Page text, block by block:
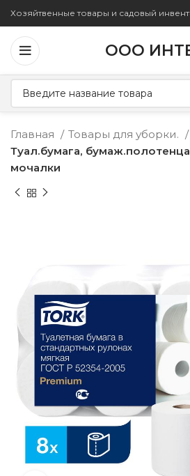
Хозяйтвенные товары и садовый
ООО
Главная
Товары для уборки.
Туал.бумага,
мочалки